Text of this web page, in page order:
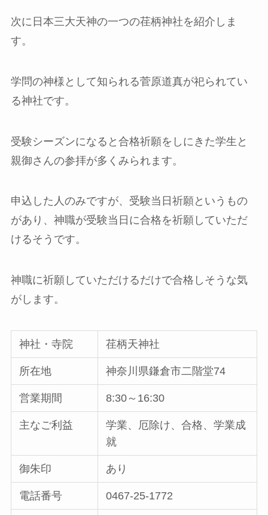
次に日本三大天神の一つの荏柄神社を紹介しま
す。
学問の神様として知られる菅原道真が祀られてい
る神社です。
受験シーズンになると合格祈願をしにきた学生と
親御さんの参拝が多くみられます。
申込した人のみですが、受験当日祈願というもの
があり、神職が受験当日に合格を祈願していただ
けるそうです。
神職に祈願していただけるだけで合格しそうな気
がします。
神社・寺院 荏柄天神社
所在地 神奈川県鎌倉市二階堂74
営業期間 8:30～16:30
主なご利益
学業、厄除け、合格、学業成
就
御朱印 あり
電話番号 0467-25-1772